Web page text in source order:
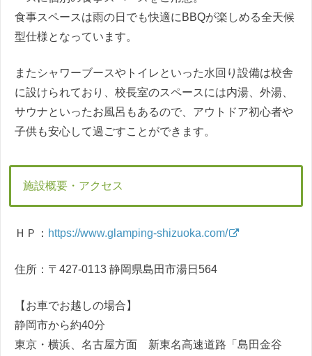
食事スペースは雨の日でも快適にBBQが楽しめる全天候
型仕様となっています。
またシャワーブースやトイレといった水回り設備は校舎
に設けられており、校長室のスペースには内湯、外湯、
サウナといったお風呂もあるので、アウトドア初心者や
子供も安心して過ごすことができます。
施設概要・アクセス
ＨＰ： https://www.glamping-shizuoka.com/
住所：〒427-0113 静岡県島田市湯日564
【お車でお越しの場合】
静岡市から約40分
東京・横浜、名古屋方面 新東名高速道路「島田金谷